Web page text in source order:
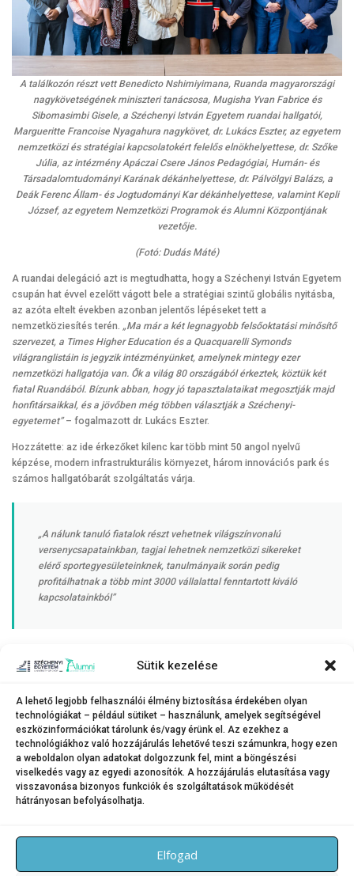
Sütik kezelése
A lehető legjobb felhasználói élmény biztosítása érdekében olyan
technológiákat – például sütiket – használunk, amelyek segítségével
eszközinformációkat tárolunk és/vagy érünk el. Az ezekhez a
technológiákhoz való hozzájárulás lehetővé teszi számunkra, hogy ezen
a weboldalon olyan adatokat dolgozzunk fel, mint a böngészési
viselkedés vagy az egyedi azonosítók. A hozzájárulás elutasítása vagy
visszavonása bizonyos funkciók és szolgáltatások működését
hátrányosan befolyásolhatja.
Elfogad
A találkozón részt vett Benedicto Nshimiyimana, Ruanda magyarországi
nagykövetségének miniszteri tanácsosa, Mugisha Yvan Fabrice és
Sibomasimbi Gisele, a Széchenyi István Egyetem ruandai hallgatói,
Margueritte Francoise Nyagahura nagykövet, dr. Lukács Eszter, az egyetem
nemzetközi és stratégiai kapcsolatokért felelős elnökhelyettese, dr. Szőke
Júlia, az intézmény Apáczai Csere János Pedagógiai, Humán- és
Társadalomtudományi Karának dékánhelyettese, dr. Pálvölgyi Balázs, a
Deák Ferenc Állam- és Jogtudományi Kar dékánhelyettese, valamint Kepli
József, az egyetem Nemzetközi Programok és Alumni Központjának
vezetője.
(Fotó: Dudás Máté)
A ruandai delegáció azt is megtudhatta, hogy a Széchenyi István Egyetem
csupán hat évvel ezelőtt vágott bele a stratégiai szintű globális nyitásba,
az azóta eltelt években azonban jelentős lépéseket tett a
nemzetköziesítés terén. „Ma már a két legnagyobb felsőoktatási minősítő
szervezet, a Times Higher Education és a Quacquarelli Symonds
világranglistáin is jegyzik intézményünket, amelynek mintegy ezer
nemzetközi hallgatója van. Ők a világ 80 országából érkeztek, köztük két
fiatal Ruandából. Bízunk abban, hogy jó tapasztalataikat megosztják majd
honfitársaikkal, és a jövőben még többen választják a Széchenyi-
egyetemet”– fogalmazott dr. Lukács Eszter.
Hozzátette: az ide érkezőket kilenc kar több mint 50 angol nyelvű
képzése, modern infrastrukturális környezet, három innovációs park és
számos hallgatóbarát szolgáltatás várja.
„A nálunk tanuló fiatalok részt vehetnek világszínvonalú
versenycsapatainkban, tagjai lehetnek nemzetközi sikereket
elérő sportegyesületeinknek, tanulmányaik során pedig
profitálhatnak a több mint 3000 vállalattal fenntartott kiváló
kapcsolatainkból”
elnökhelyettes.
Az egyetem Építész-, Építő- és Közlekedésmérnöki Karán tanuló ruandai
fiatalok, Mugisha Yvan Fabrice és Sibomasimbi Gisele a nagykövettel való
találkozáskor elmondták: nagyon szeretnek Győrben tanulni, mert
amellett, hogy magas színvonalú oktatásban van részük, mindennapjaikat
egy kulturálisan sokszínű, befogadó közösségben tölthetik.
KATEGÓRIA:HÍREK